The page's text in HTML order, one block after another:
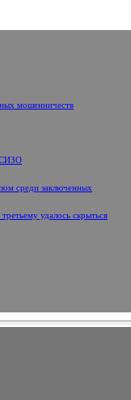
мошенничеств
СИЗО
среди заключенных
удалось скрыться